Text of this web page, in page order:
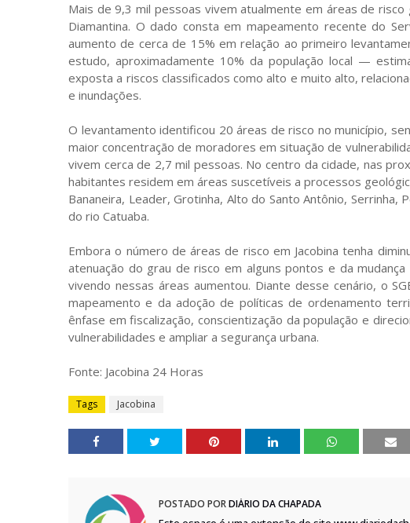
Mais de 9,3 mil pessoas vivem atualmente em áreas de risco
Diamantina. O dado consta em mapeamento recente do
aumento de cerca de 15% em relação ao primeiro
estudo, aproximadamente 10% da população local —
exposta a riscos classificados como alto e muito alto,
e inundações.
O levantamento identificou 20 áreas de risco no município,
maior concentração de moradores em situação de
vivem cerca de 2,7 mil pessoas. No centro da cidade, nas
habitantes residem em áreas suscetíveis a processos
Bananeira, Leader, Grotinha, Alto do Santo Antônio, Serrinha,
do rio Catuaba.
Embora o número de áreas de risco em Jacobina tenha
atenuação do grau de risco em alguns pontos e da
vivendo nessas áreas aumentou. Diante desse cenário, o
mapeamento e da adoção de políticas de ordenamento
ênfase em fiscalização, conscientização da população e
vulnerabilidades e ampliar a segurança urbana.
Fonte: Jacobina 24 Horas
Tags Jacobina
POSTADO PORDIÁRIO DA CHAPADA